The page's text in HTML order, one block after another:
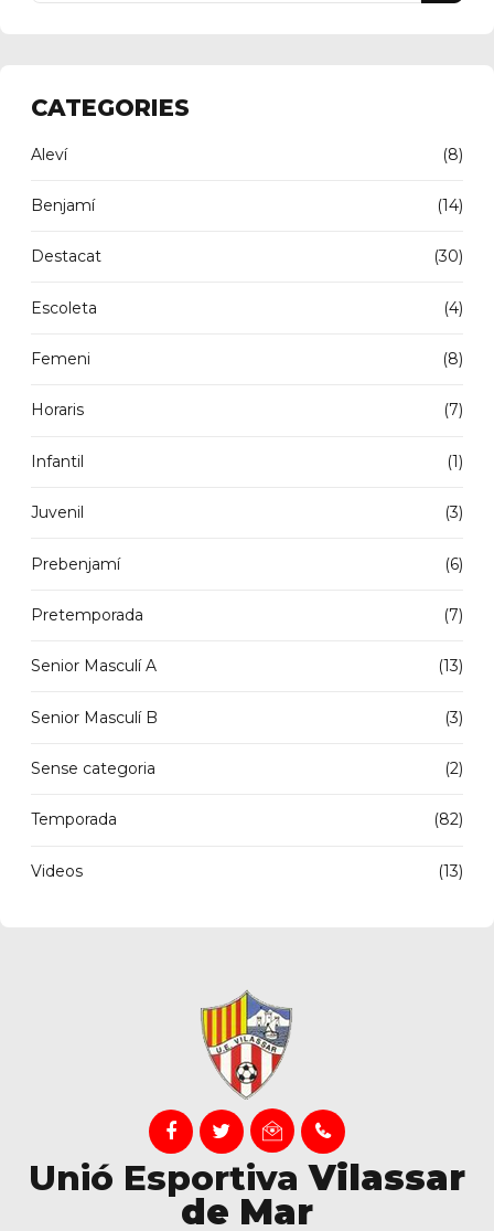
CATEGORIES
Aleví (8)
Benjamí (14)
Destacat (30)
Escoleta (4)
Femeni (8)
Horaris (7)
Infantil (1)
Juvenil (3)
Prebenjamí (6)
Pretemporada (7)
Senior Masculí A (13)
Senior Masculí B (3)
Sense categoria (2)
Temporada (82)
Videos (13)
Unió EsportivaVilassar
de Mar